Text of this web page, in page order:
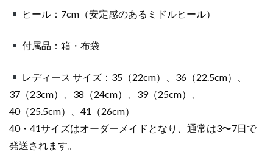
ヒール：7cm（安定感のあるミドルヒール）
付属品：箱・布袋
レディース サイズ：35（22cm）、36（22.5cm）、
37（23cm）、38（24cm）、39（25cm）、
40（25.5cm）、41（26cm）
40・41サイズはオーダーメイドとなり、通常は3〜7日で
発送されます。